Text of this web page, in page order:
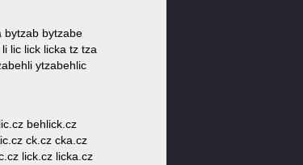
bytzab bytzabe
lic lick licka tz tza
ytzabehlic
behlick.cz
ck.cz cka.cz
lick.cz licka.cz